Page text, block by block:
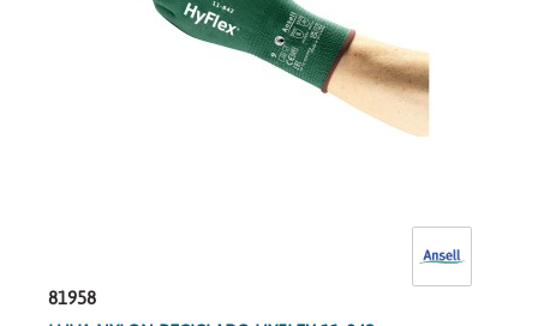
81958